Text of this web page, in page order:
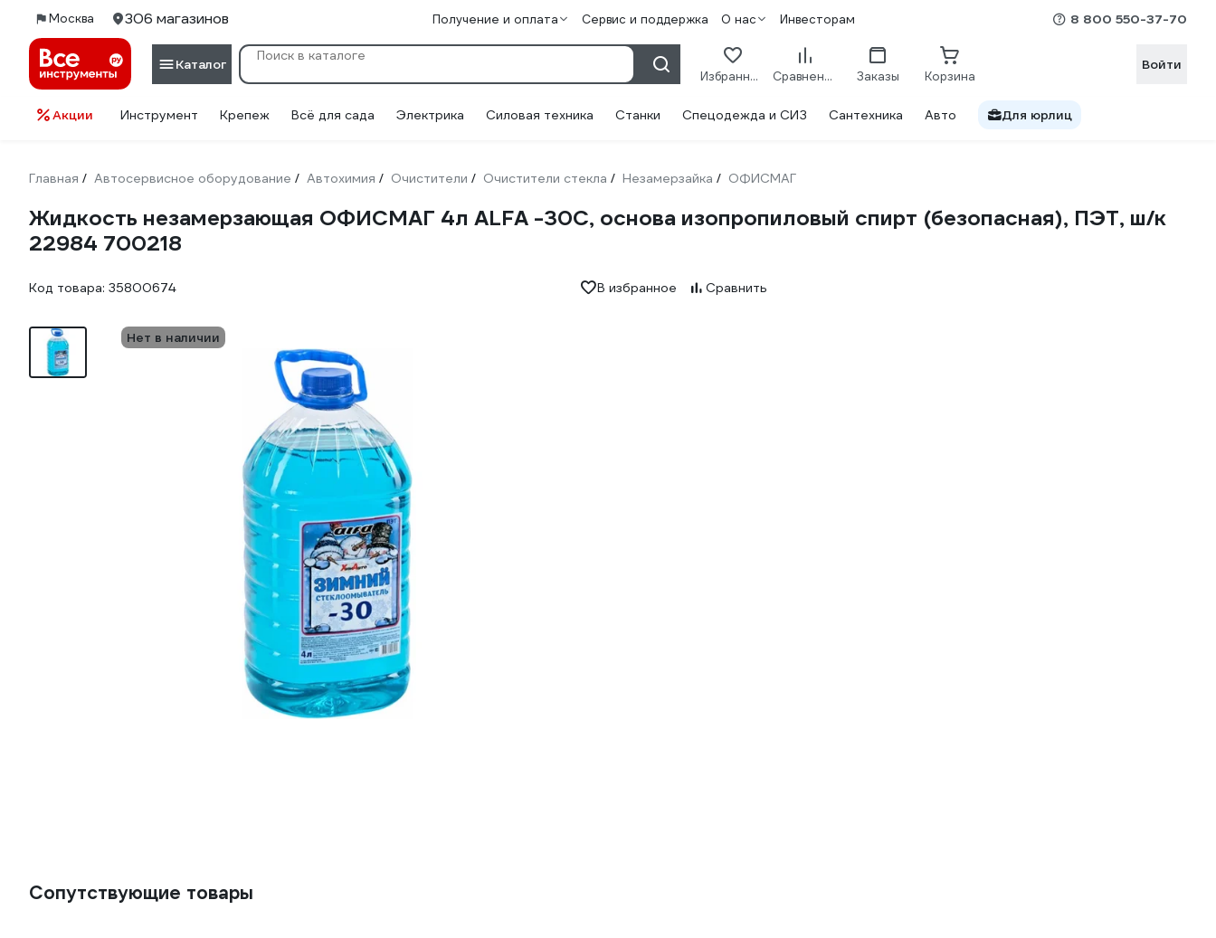
Москва 306 магазинов Получение и оплата Сервис и поддержка О нас Инвесторам 8 800 550-37-70
Каталог
Избранное Сравнение Заказы Корзина
Войти
Акции Инструмент Крепеж Всё для сада Электрика Силовая техника Станки Спецодежда и СИЗ Сантехника Авто Для юрлиц
Главная / Автосервисное оборудование / Автохимия / Очистители / Очистители стекла / Незамерзайка / ОФИСМАГ
Жидкость незамерзающая ОФИСМАГ 4л ALFA -30С, основа изопропиловый спирт (безопасная), ПЭТ, ш/к
22984 700218
Код товара: 35800674 В избранное Сравнить
Нет в наличии
Сопутствующие товары